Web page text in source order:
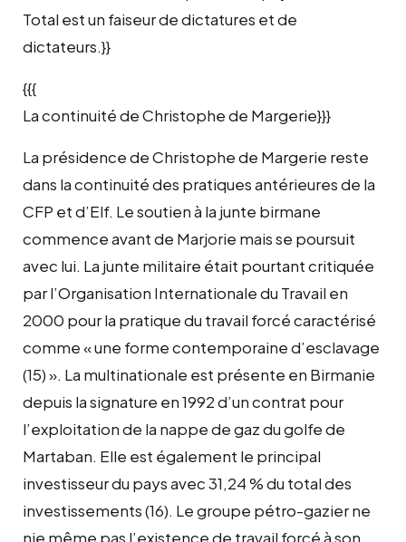
Total est un faiseur de dictatures et de
dictateurs.}}
{{{
La continuité de Christophe de Margerie}}}
La présidence de Christophe de Margerie reste
dans la continuité des pratiques antérieures de la
CFP et d’Elf. Le soutien à la junte birmane
commence avant de Marjorie mais se poursuit
avec lui. La junte militaire était pourtant critiquée
par l’Organisation Internationale du Travail en
2000 pour la pratique du travail forcé caractérisé
comme « une forme contemporaine d’esclavage
(15) ». La multinationale est présente en Birmanie
depuis la signature en 1992 d’un contrat pour
l’exploitation de la nappe de gaz du golfe de
Martaban. Elle est également le principal
investisseur du pays avec 31,24 % du total des
investissements (16). Le groupe pétro-gazier ne
nie même pas l’existence de travail forcé à son